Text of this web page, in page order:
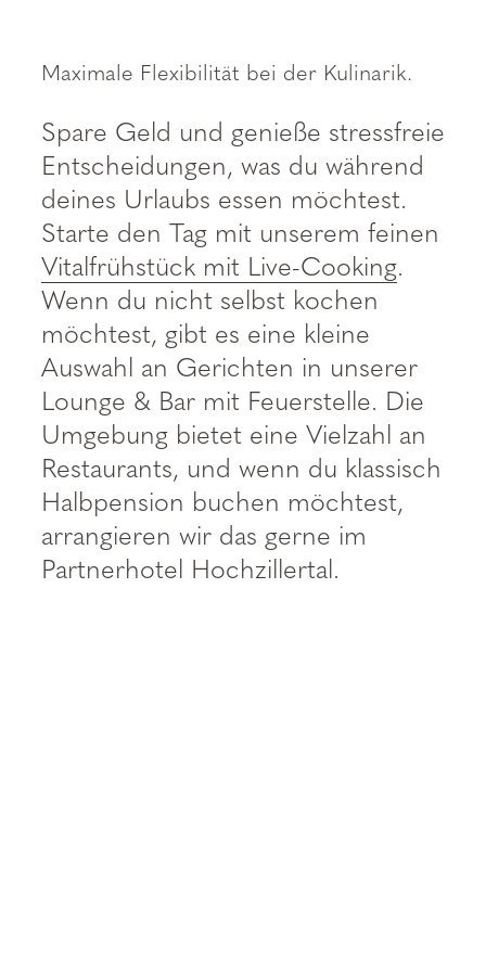
----
----
Maximale Flexibilität bei der Kulinarik.
Spare Geld und genieße stressfreie
Entscheidungen, was du während
deines Urlaubs essen möchtest.
Starte den Tag mit unserem feinen
Vitalfrühstück mit Live-Cooking.
Wenn du nicht selbst kochen
möchtest, gibt es eine kleine
Auswahl an Gerichten in unserer
Lounge & Bar mit Feuerstelle. Die
Umgebung bietet eine Vielzahl an
Restaurants, und wenn du klassisch
Halbpension buchen möchtest,
arrangieren wir das gerne im
Partnerhotel Hochzillertal.